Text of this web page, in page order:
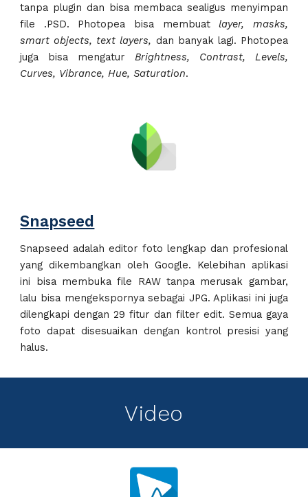
tanpa plugin dan bisa membaca sealigus menyimpan
file .PSD. Photopea bisa membuatlayer, masks,
smart objects, text layers, dan banyak lagi. Photopea
juga bisa mengatur Brightness, Contrast, Levels,
Curves, Vibrance, Hue, Saturation.
Snapseed
Snapseed adalah editor foto lengkap dan profesional
yang dikembangkan oleh Google.
Kelebihan aplikasi
ini bisa membuka file RAW tanpa merusak gambar,
lalu bisa mengekspornya sebagai JPG. Aplikasi ini juga
dilengkapi dengan 29 fitur dan filter edit. Semua gaya
foto dapat disesuaikan dengan kontrol presisi yang
halus.
Video